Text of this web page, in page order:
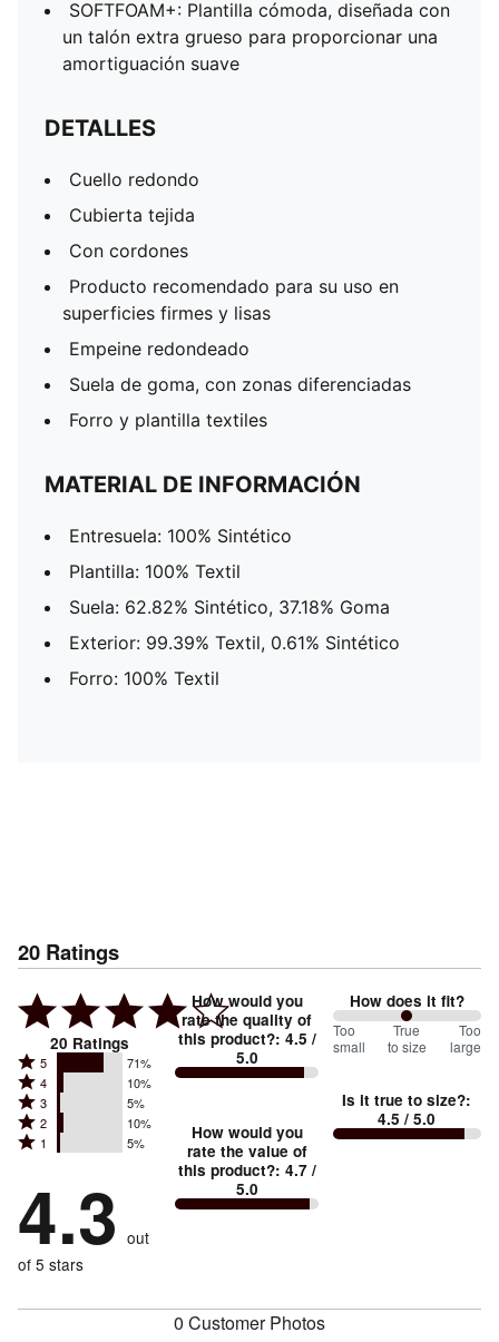
SOFTFOAM+: Plantilla cómoda, diseñada con
un talón extra grueso para proporcionar una
amortiguación suave
DETALLES
Cuello redondo
Cubierta tejida
Con cordones
Producto recomendado para su uso en
superficies firmes y lisas
Empeine redondeado
Suela de goma, con zonas diferenciadas
Forro y plantilla textiles
MATERIAL DE INFORMACIÓN
Entresuela: 100% Sintético
Plantilla: 100% Textil
Suela: 62.82% Sintético, 37.18% Goma
Exterior: 99.39% Textil, 0.61% Sintético
Forro: 100% Textil
20 Ratings
20 Ratings
Rated
5
stars
by
reviewers
5 71%
Rated
4
stars
by
of
reviewers
4 10%
Rated
3
stars
5%
of
reviewers
3 5%
Rated
2
by
10%
reviewers
2 10%
Rated
stars
by
5%
of
1 5%
4.3 out
of 5 stars
How would you
rate the quality of
this product?: 4.5 /
5.0
How would you
rate the value of
this product?: 4.7/
5.0
How does it fit?
100
between
small
and
Too
small
True
to size
Too
large
Is it true to size?:
4.5 / 5.0
0 Customer Photos